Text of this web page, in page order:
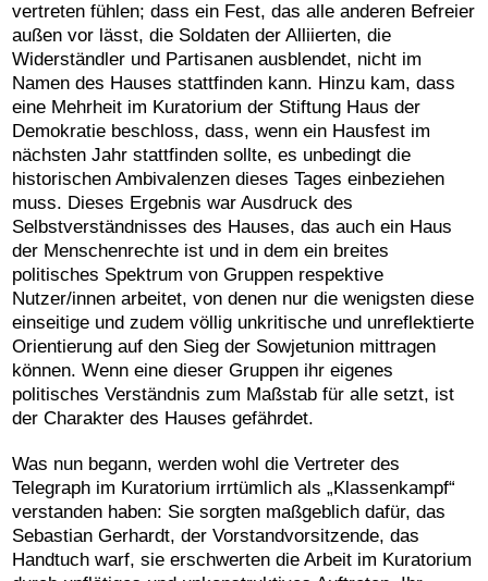
vertreten fühlen; dass ein Fest, das alle anderen Befreier
außen vor lässt, die Soldaten der Alliierten, die
Widerständler und Partisanen ausblendet, nicht im
Namen des Hauses stattfinden kann. Hinzu kam, dass
eine Mehrheit im Kuratorium der Stiftung Haus der
Demokratie beschloss, dass, wenn ein Hausfest im
nächsten Jahr stattfinden sollte, es unbedingt die
historischen Ambivalenzen dieses Tages einbeziehen
muss. Dieses Ergebnis war Ausdruck des
Selbstverständnisses des Hauses, das auch ein Haus
der Menschenrechte ist und in dem ein breites
politisches Spektrum von Gruppen respektive
Nutzer/innen arbeitet, von denen nur die wenigsten diese
einseitige und zudem völlig unkritische und unreflektierte
Orientierung auf den Sieg der Sowjetunion mittragen
können. Wenn eine dieser Gruppen ihr eigenes
politisches Verständnis zum Maßstab für alle setzt, ist
der Charakter des Hauses gefährdet.
Was nun begann, werden wohl die Vertreter des
Telegraph im Kuratorium irrtümlich als „Klassenkampf“
verstanden haben: Sie sorgten maßgeblich dafür, das
Sebastian Gerhardt, der Vorstandvorsitzende, das
Handtuch warf, sie erschwerten die Arbeit im Kuratorium